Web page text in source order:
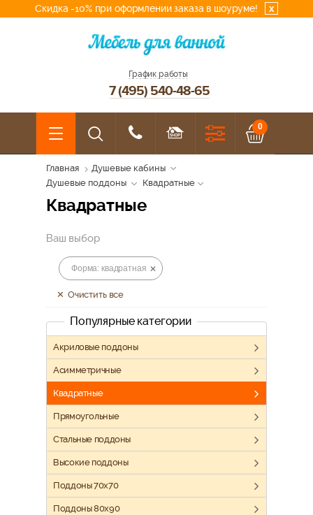
Скидка -10% при оформлении заказа в шоуруме! x
График работы
7 (495) 540-48-65
0
Главная
Душевые кабины
Душевые поддоны
Квадратные
Квадратные
Ваш выбор
Форма: квадратная
Очистить все
Популярные категории
Акриловые поддоны
Асимметричные
Квадратные
Прямоугольные
Стальные поддоны
Высокие поддоны
Поддоны 70х70
Поддоны 80x90